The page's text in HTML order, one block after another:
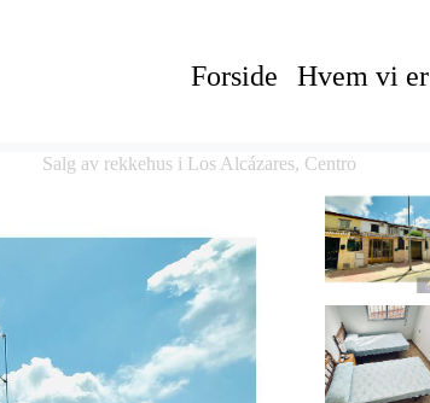
Forside Hvem vi er
Salg av rekkehus i Los Alcázares, Centro